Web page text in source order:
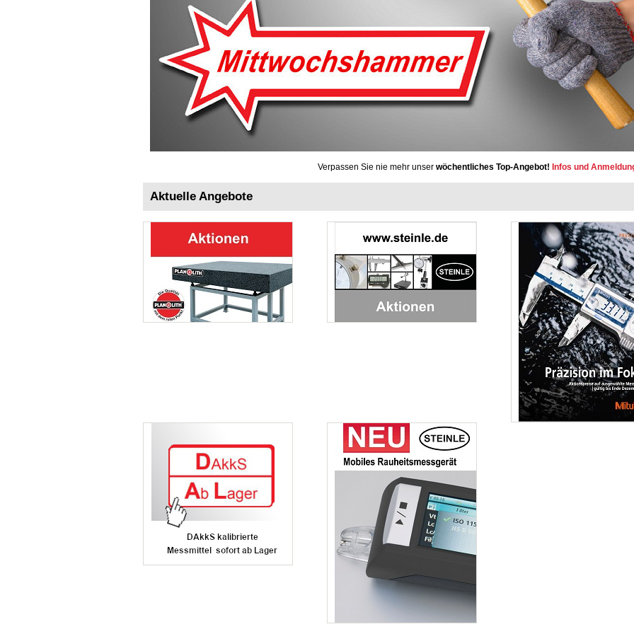
Verpassen Sie nie mehr unser wöchentliches Top-Angebot! Infos und
Aktuelle Angebote